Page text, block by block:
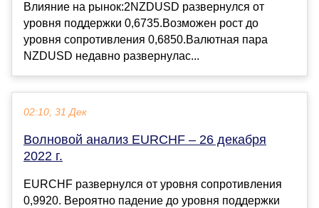
Влияние на рынок:2NZDUSD развернулся от
уровня поддержки 0,6735.Возможен рост до
уровня сопротивления 0,6850.Валютная пара
NZDUSD недавно развернулас...
02:10, 31 Дек
Волновой анализ EURCHF – 26 декабря
2022 г.
EURCHF развернулся от уровня сопротивления
0,9920. Вероятно падение до уровня поддержки